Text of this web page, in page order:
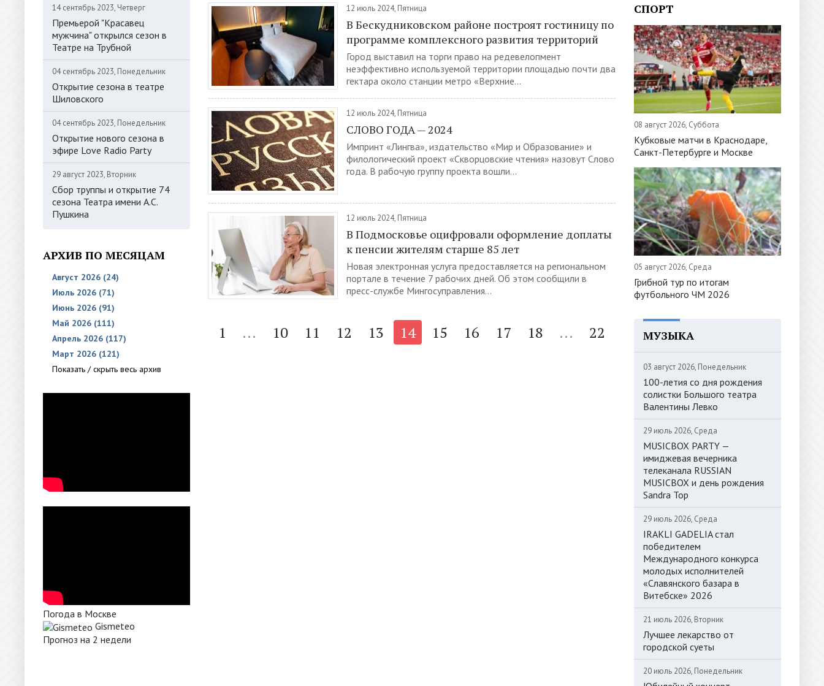
14 сентябрь 2023, Четверг
Премьерой "Красавец
мужчина" открылся сезон в
Театре на Трубной
04 сентябрь 2023, Понедельник
Открытие сезона в театре
Шиловского
04 сентябрь 2023, Понедельник
Открытие нового сезона в
эфире Love Radio Party
29 август 2023, Вторник
Сбор труппы и открытие 74
сезона Театра имени А.С.
Пушкина
АРХИВ ПО МЕСЯЦАМ
Август 2026 (24)
Июль 2026 (71)
Июнь 2026 (91)
Май 2026 (111)
Апрель 2026 (117)
Март 2026 (121)
Показать / скрыть весь архив
Погода в Москве
Gismeteo
Прогноз на 2 недели
12 июль 2024, Пятница
В Бескудниковском районе построят гостиницу по
программе комплексного развития территорий
Город выставил на торги право на редевелопмент
неэффективно используемой территории площадью почти два
гектара около станции метро «Верхние...
12 июль 2024, Пятница
СЛОВО ГОДА — 2024
Импринт «Лингва», издательство «Мир и Образование» и
филологический проект «Скворцовские чтения» назовут Слово
года. В рабочую группу проекта вошли...
12 июль 2024, Пятница
В Подмосковье оцифровали оформление доплаты
к пенсии жителям старше 85 лет
Новая электронная услуга предоставляется на региональном
портале в течение 7 рабочих дней. Об этом сообщили в
пресс-службе Мингосуправления...
1 ... 10 11 12 13 14 15 16 17 18 ... 22
СПОРТ
08 август 2026, Суббота
Кубковые матчи в Краснодаре,
Санкт-Петербурге и Москве
05 август 2026, Среда
Грибной тур по итогам
футбольного ЧМ 2026
МУЗЫКА
03 август 2026, Понедельник
100-летия со дня рождения
солистки Большого театра
Валентины Левко
29 июль 2026, Среда
MUSICBOX PARTY —
имиджевая вечерника
телеканала RUSSIAN
MUSICBOX и день рождения
Sandra Top
29 июль 2026, Среда
IRAKLI GADELIA стал
победителем
Международного конкурса
молодых исполнителей
«Славянского базара в
Витебске» 2026
21 июль 2026, Вторник
Лучшее лекарство от
городской суеты
20 июль 2026, Понедельник